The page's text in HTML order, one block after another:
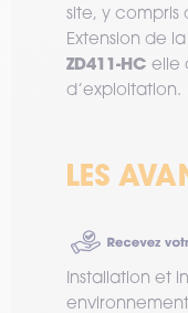
site, y compris
Extension de
ZD411-HC elle
d’exploitation.
Installation et